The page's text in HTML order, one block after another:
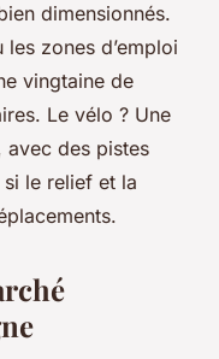
dimensionnés.
zones d’emploi
vingtaine de
Le vélo ? Une
des pistes
le relief et la